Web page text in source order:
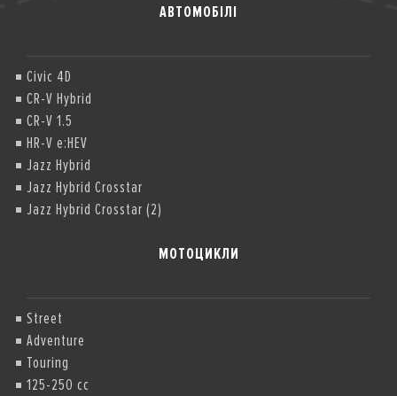
АВТОМОБІЛІ
Civic 4D
CR-V Hybrid
CR-V 1.5
HR-V e:HEV
Jazz Hybrid
Jazz Hybrid Crosstar
Jazz Hybrid Crosstar (2)
МОТОЦИКЛИ
Street
Adventure
Touring
125-250 cc